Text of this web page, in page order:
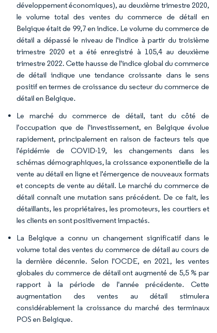
développement économiques), au deuxième trimestre 2020,
le volume total des ventes du commerce de détail en
Belgique était de 99,7 en indice. Le volume du commerce de
détail a dépassé le niveau de l'indice à partir du troisième
trimestre 2020 et a été enregistré à 105,4 au deuxième
trimestre 2022. Cette hausse de l'indice global du commerce
de détail indique une tendance croissante dans le sens
positif en termes de croissance du secteur du commerce de
détail en Belgique.
Le marché du commerce de détail, tant du côté de
l'occupation que de l'investissement, en Belgique évolue
rapidement, principalement en raison de facteurs tels que
l'épidémie de COVID-19, les changements dans les
schémas démographiques, la croissance exponentielle de la
vente au détail en ligne et l'émergence de nouveaux formats
et concepts de vente au détail. Le marché du commerce de
détail connaît une mutation sans précédent. De ce fait, les
détaillants, les propriétaires, les promoteurs, les courtiers et
les clients en sont positivement impactés.
La Belgique a connu un changement significatif dans le
volume total des ventes du commerce de détail au cours de
la dernière décennie. Selon l'OCDE, en 2021, les ventes
globales du commerce de détail ont augmenté de 5,5 % par
rapport à la période de l'année précédente. Cette
augmentation des ventes au détail stimulera
considérablement la croissance du marché des terminaux
POS en Belgique.